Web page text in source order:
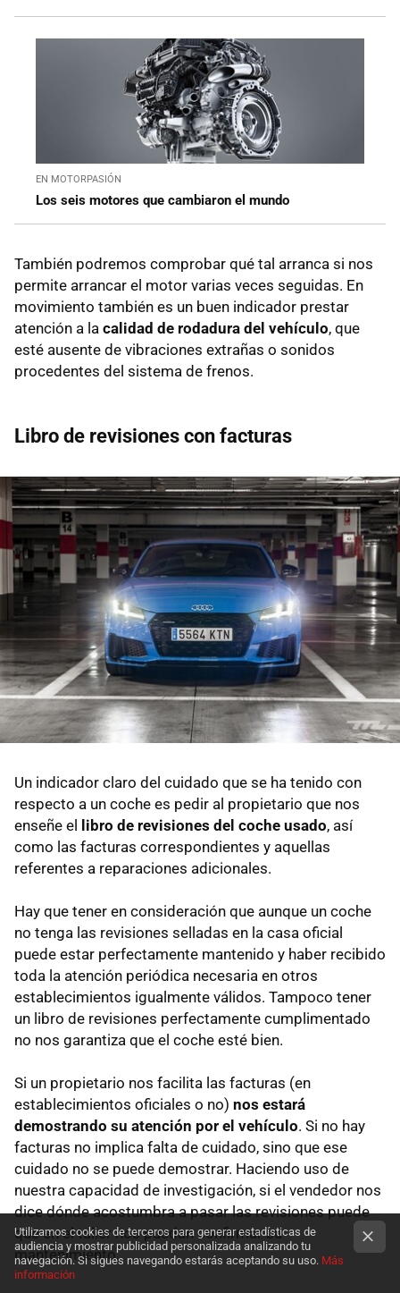
EN MOTORPASIÓN
Los seis motores que cambiaron el mundo
También podremos comprobar qué tal arranca si nos
permite arrancar el motor varias veces seguidas. En
movimiento también es un buen indicador prestar
atención a la calidad de rodadura del vehículo, que
esté ausente de vibraciones extrañas o sonidos
procedentes del sistema de frenos.
Libro de revisiones con facturas
Un indicador claro del cuidado que se ha tenido con
respecto a un coche es pedir al propietario que nos
enseñe el
libro de revisiones del coche usado, así
como las facturas correspondientes y aquellas
referentes a reparaciones adicionales.
Hay que tener en consideración que aunque un coche
no tenga las revisiones selladas en la casa oficial
puede estar perfectamente mantenido y haber recibido
toda la atención periódica necesaria en otros
establecimientos igualmente válidos. Tampoco tener
un libro de revisiones perfectamente cumplimentado
no nos garantiza que el coche esté bien.
Si un propietario nos facilita las facturas (en
establecimientos oficiales o no) nos estará
demostrando su atención por el vehículo. Si no hay
facturas no implica falta de cuidado, sino que ese
cuidado no se puede demostrar. Haciendo uso de
nuestra capacidad de investigación, si el vendedor nos
dice dónde acostumbra a pasar las revisiones puede
que en el taller nos puedan confirmar su
mantenimiento.
Utilizamos cookies de terceros para generar estadísticas de
audiencia y mostrar publicidad personalizada analizando tu
navegación. Si sigues navegando estarás aceptando su uso. Más
información